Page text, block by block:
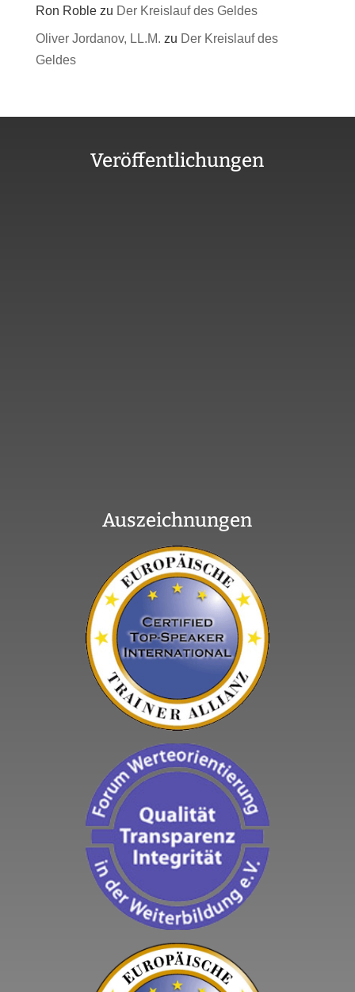
Ron Roblezu Der Kreislauf des Geldes
Oliver Jordanov, LL.M. zu Der Kreislauf des
Geldes
Veröffentlichungen
Auszeichnungen